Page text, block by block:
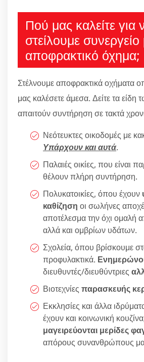
Πού μας καλείτε για
στείλουμε συνεργείο
αποφρακτικό όχημα;
Στέλνουμε αποφρακτικά οχήματα
μας καλέσετε άμεσα. Δείτε τα είδη
απαιτούν συντήρηση σε τακτά
Νεότευκτες οικοδομές με
Υπάρχουν και αυτά.
Παλαιές οικίες, που είναι
θέλουν πλήρη συντήρηση.
Πολυκατοικίες, όπου έχουν
καθίζηση οι σωλήνες
αποτέλεσμα την όχι ομαλή
αλλά και ομβρίων υδάτων.
Σχολεία, όπου βρίσκουμε
προφυλακτικά.
διευθυντές/διευθύντριες
Βιοτεχνίες παρασκευής
Εκκλησίες και άλλα
έχουν και κοινωνική
μαγειρεύονται μερίδες
απόρους συνανθρώπους